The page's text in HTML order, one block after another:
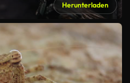
Herunterladen